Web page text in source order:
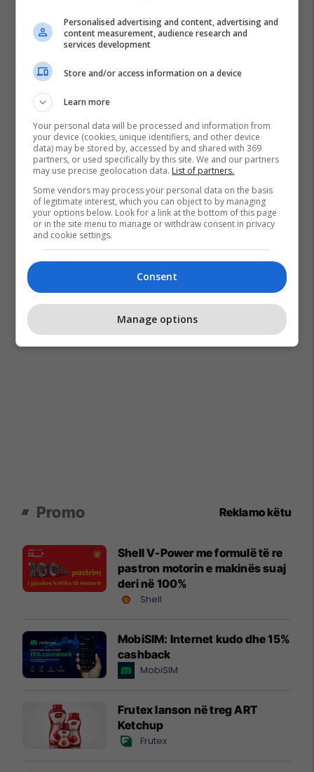
Kqz Zgjedhjet Parlamentare 2025
Promo Reklamo këtu
Shell V-Power me formulë të re
pastron motorin e makinës suaj
deri në 100%
Shell
MobiSIM: Internet kudo dhe 15%
cashback
MobiSIM
Frutex lanson në treg ART
Ketchup
Frutex
Personalised advertising and content, advertising and
content measurement, audience research and
services development
Store and/or access information on a device
Learn more
Your personal data will be processed and information from
your device (cookies, unique identifiers, and other device
data) may be stored by, accessed by and shared with 369
partners, or used specifically by this site. We and our partners
may use precise geolocation data. List of partners.
Some vendors may process your personal data on the basis
of legitimate interest, which you can object to by managing
your options below. Look for a link at the bottom of this page
or in the site menu to manage or withdraw consent in privacy
and cookie settings.
Consent
Manage options